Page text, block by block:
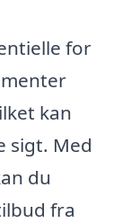
for
kan
sigt. Med
du
fra